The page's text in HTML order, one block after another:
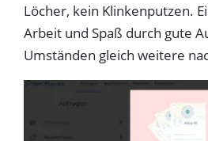
Löcher, kein Klinkenputzen.
Arbeit und Spaß durch gute
Umständen gleich weitere